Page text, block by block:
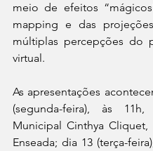
meio de efeitos
mapping e das
múltiplas percepções do
virtual.
As apresentações
(segunda-feira), às
Municipal Cinthya Cliquet,
Enseada; dia 13 (terça-